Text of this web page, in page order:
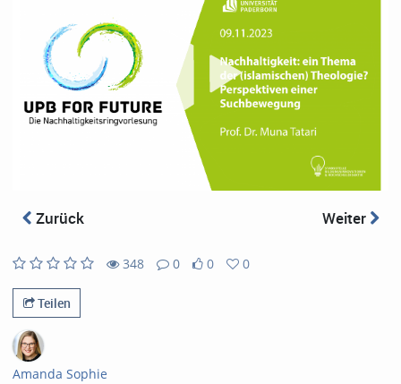
Zurück Weiter
348
views
0
Kommentare
0
likes
0
favoritesTeilen
Amanda Sophie